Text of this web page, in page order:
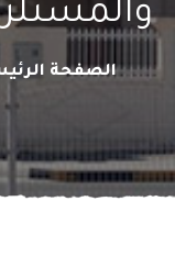
الصفحة